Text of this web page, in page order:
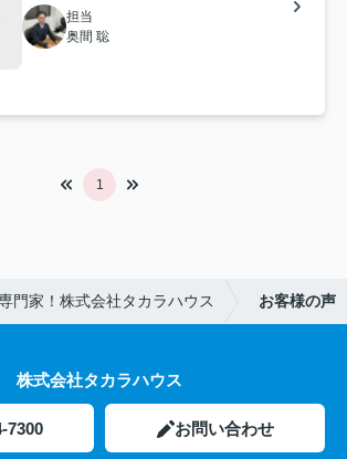
担当
奥間 聡
1
門家！株式会社タカラハウス お客様の声
株式会社タカラハウス
7300 お問い合わせ